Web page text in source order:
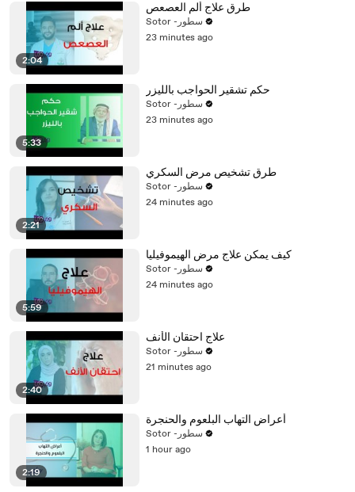
2:04
طرق علاج ألم العصعص
Sotor -سطور
23 minutes ago
5:33
حكم تشقير الحواجب بالليزر
Sotor -سطور
23 minutes ago
2:21
طرق تشخيص مرض السكري
Sotor -سطور
24 minutes ago
5:59
كيف يمكن علاج مرض الهيموفيليا
Sotor -سطور
24 minutes ago
2:40
علاج احتقان الأنف
Sotor -سطور
21 minutes ago
2:19
أعراض التهاب البلعوم والحنجرة
Sotor -سطور
1 hour ago